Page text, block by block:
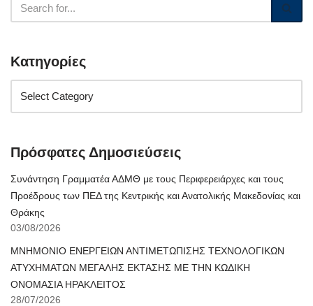
Κατηγορίες
Πρόσφατες Δημοσιεύσεις
Συνάντηση Γραμματέα ΑΔΜΘ με τους Περιφερειάρχες και τους
Προέδρους των ΠΕΔ της Κεντρικής και Ανατολικής Μακεδονίας και
Θράκης
03/08/2026
ΜΝΗΜΟΝΙΟ ΕΝΕΡΓΕΙΩΝ ΑΝΤΙΜΕΤΩΠΙΣΗΣ ΤΕΧΝΟΛΟΓΙΚΩΝ
ΑΤΥΧΗΜΑΤΩΝ ΜΕΓΑΛΗΣ ΕΚΤΑΣΗΣ ΜΕ ΤΗΝ ΚΩΔΙΚΗ
ΟΝΟΜΑΣΙΑ ΗΡΑΚΛΕΙΤΟΣ
28/07/2026